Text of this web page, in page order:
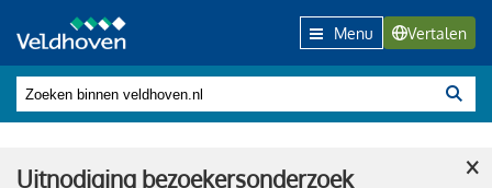
Menu Vertalen
Uitnodiging bezoekersonderzoek ×